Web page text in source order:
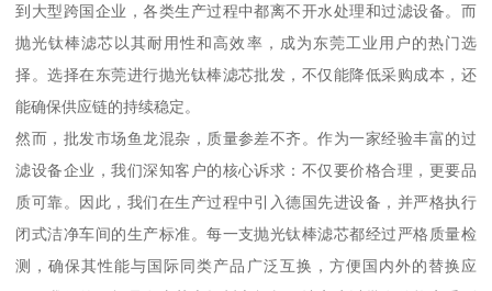
到大型跨国企业，各类生产过程中都离不开水处理和过滤设备。而
抛光钛棒滤芯以其耐用性和高效率，成为东莞工业用户的热门选
择。选择在东莞进行抛光钛棒滤芯批发，不仅能降低采购成本，还
能确保供应链的持续稳定。
然而，批发市场鱼龙混杂，质量参差不齐。作为一家经验丰富的过
滤设备企业，我们深知客户的核心诉求：不仅要价格合理，更要品
质可靠。因此，我们在生产过程中引入德国先进设备，并严格执行
闭式洁净车间的生产标准。每一支抛光钛棒滤芯都经过严格质量检
测，确保其性能与国际同类产品广泛互换，方便国内外的替换应